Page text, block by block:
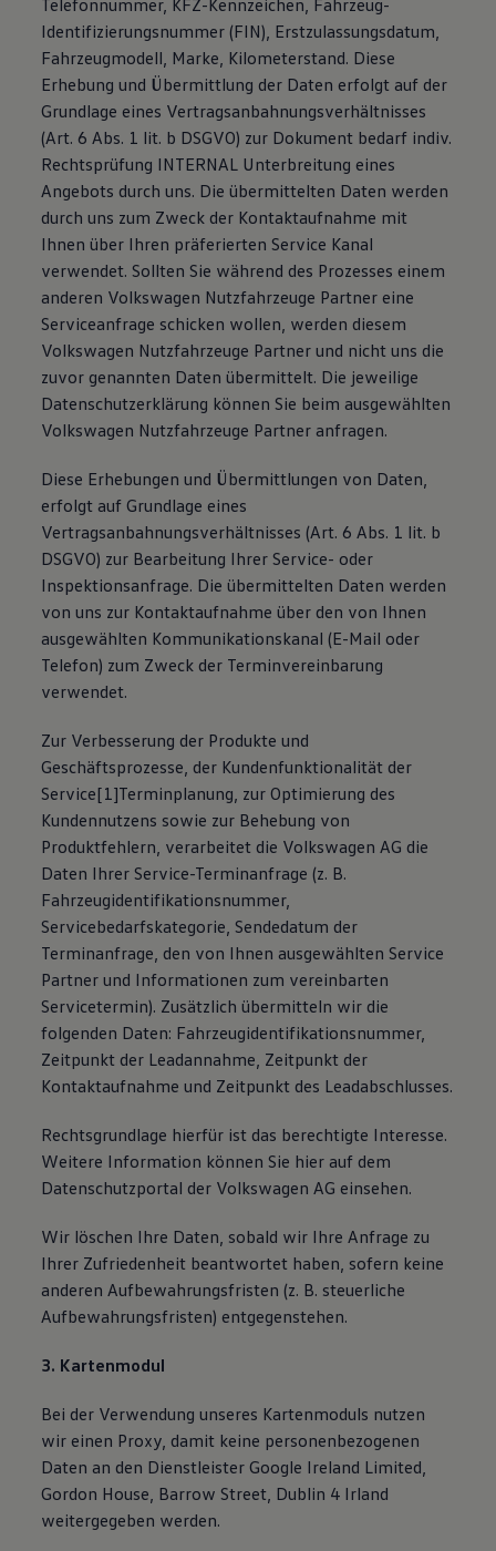
Telefonnummer, KFZ-Kennzeichen, Fahrzeug-
Identifizierungsnummer (FIN), Erstzulassungsdatum,
Fahrzeugmodell, Marke, Kilometerstand. Diese
Erhebung und Übermittlung der Daten erfolgt auf der
Grundlage eines Vertragsanbahnungsverhältnisses
(Art. 6 Abs. 1 lit. b DSGVO) zur Dokument bedarf indiv.
Rechtsprüfung INTERNAL Unterbreitung eines
Angebots durch uns. Die übermittelten Daten werden
durch uns zum Zweck der Kontaktaufnahme mit
Ihnen über Ihren präferierten Service Kanal
verwendet. Sollten Sie während des Prozesses einem
anderen Volkswagen Nutzfahrzeuge Partner eine
Serviceanfrage schicken wollen, werden diesem
Volkswagen Nutzfahrzeuge Partner und nicht uns die
zuvor genannten Daten übermittelt. Die jeweilige
Datenschutzerklärung können Sie beim ausgewählten
Volkswagen Nutzfahrzeuge Partner anfragen.
Diese Erhebungen und Übermittlungen von Daten,
erfolgt auf Grundlage eines
Vertragsanbahnungsverhältnisses (Art. 6 Abs. 1 lit. b
DSGVO) zur Bearbeitung Ihrer Service- oder
Inspektionsanfrage. Die übermittelten Daten werden
von uns zur Kontaktaufnahme über den von Ihnen
ausgewählten Kommunikationskanal (E-Mail oder
Telefon) zum Zweck der Terminvereinbarung
verwendet.
Zur Verbesserung der Produkte und
Geschäftsprozesse, der Kundenfunktionalität der
Service[1]Terminplanung, zur Optimierung des
Kundennutzens sowie zur Behebung von
Produktfehlern, verarbeitet die Volkswagen AG die
Daten Ihrer Service-Terminanfrage (z. B.
Fahrzeugidentifikationsnummer,
Servicebedarfskategorie, Sendedatum der
Terminanfrage, den von Ihnen ausgewählten Service
Partner und Informationen zum vereinbarten
Servicetermin). Zusätzlich übermitteln wir die
folgenden Daten: Fahrzeugidentifikationsnummer,
Zeitpunkt der Leadannahme, Zeitpunkt der
Kontaktaufnahme und Zeitpunkt des Leadabschlusses.
Rechtsgrundlage hierfür ist das berechtigte Interesse.
Weitere Information können Sie hier auf dem
Datenschutzportal der Volkswagen AG einsehen.
Wir löschen Ihre Daten, sobald wir Ihre Anfrage zu
Ihrer Zufriedenheit beantwortet haben, sofern keine
anderen Aufbewahrungsfristen (z. B. steuerliche
Aufbewahrungsfristen) entgegenstehen.
3. Kartenmodul
Bei der Verwendung unseres Kartenmoduls nutzen
wir einen Proxy, damit keine personenbezogenen
Daten an den Dienstleister Google Ireland Limited,
Gordon House, Barrow Street, Dublin 4 Irland
weitergegeben werden.